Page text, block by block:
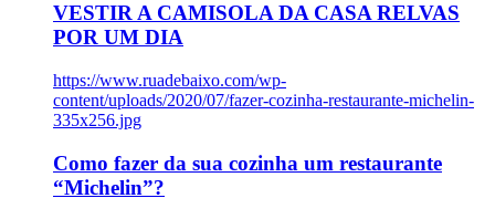
VESTIR A CAMISOLA DA CASA RELVAS
POR UM DIA
https://www.ruadebaixo.com/wp-
content/uploads/2020/07/fazer-cozinha-restaurante-michelin-
335x256.jpg
Como fazer da sua cozinha um restaurante
“Michelin”?